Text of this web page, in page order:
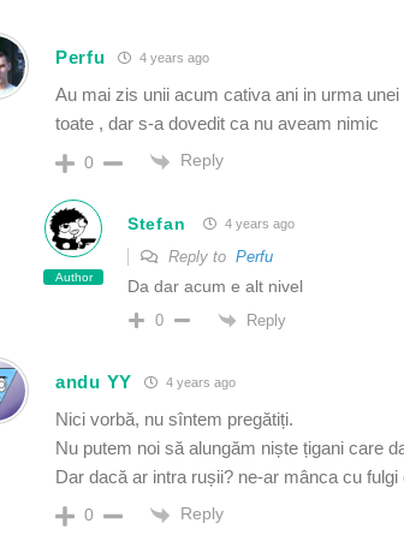
Perfu 4 years ago
Au mai zis unii acum cativa ani in urma
toate , dar s-a dovedit ca nu aveam nimic
0 Reply
Author
Stefan 4 years ago
Reply to Perfu
Da dar acum e alt nivel
0 Reply
andu YY 4 years ago
Nici vorbă, nu sîntem pregătiți.
Nu putem noi să alungăm niște țigani care
Dar dacă ar intra rușii? ne-ar mânca cu fulgi
0 Reply